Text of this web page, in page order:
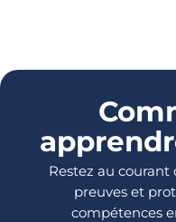
Restez au
preuves et
compétences